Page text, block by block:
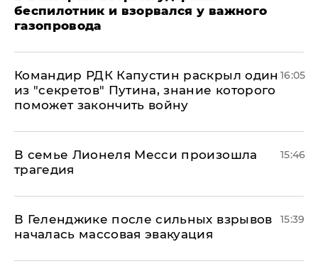
беспилотник и взорвался у важного
газопровода
Командир РДК Капустин раскрыл один
из "секретов" Путина, знание которого
поможет закончить войну
16:05
В семье Лионеля Месси произошла
трагедия
15:46
В Геленджике после сильных взрывов
началась массовая эвакуация
15:39